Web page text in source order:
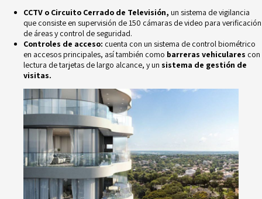
CCTV o Circuito Cerrado de Televisión, un sistema de vigilancia
que consiste en supervisión de 150 cámaras de video para verificación
de áreas y control de seguridad.
Controles de acceso: cuenta con un sistema de control biométrico
en accesos principales, así también como barreras vehiculares con
lectura de tarjetas de largo alcance, y un sistema de gestión de
visitas.